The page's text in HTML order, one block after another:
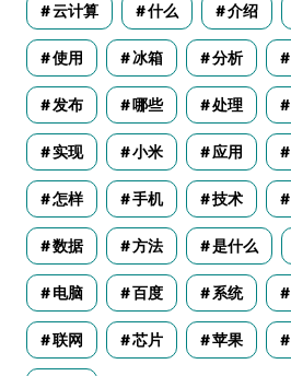
云计算 什么 介绍
使用 冰箱 分析
发布 哪些 处理
实现 小米 应用
怎样 手机 技术
数据 方法 是什么
电脑 百度 系统
联网 芯片 苹果